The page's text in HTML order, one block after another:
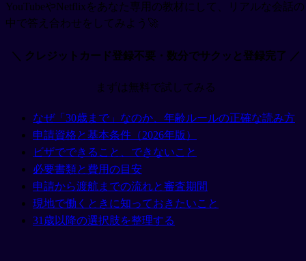
YouTubeやNetflixをあなた専用の教材にして、リアルな会話の
中で答え合わせをしてみよう🚀
＼ クレジットカード登録不要・数分でサクッと登録完了 ／
まずは無料で試してみる
なぜ「30歳まで」なのか、年齢ルールの正確な読み方
申請資格と基本条件（2026年版）
ビザでできること、できないこと
必要書類と費用の目安
申請から渡航までの流れと審査期間
現地で働くときに知っておきたいこと
31歳以降の選択肢を整理する